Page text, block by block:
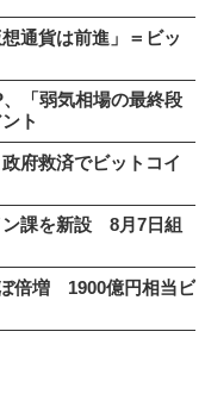
通貨は前進」＝ビッ
「弱気相場の最終段
ト
府救済でビットコイ
ン課を新設 8月7日組
倍増 1900億円相当ビ